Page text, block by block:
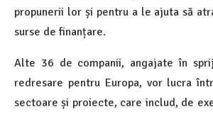
propunerii lor și pentru a le ajuta să
surse de finanțare.
Alte 36 de companii, angajate în
redresare pentru Europa, vor lucra
sectoare și proiecte, care includ, de